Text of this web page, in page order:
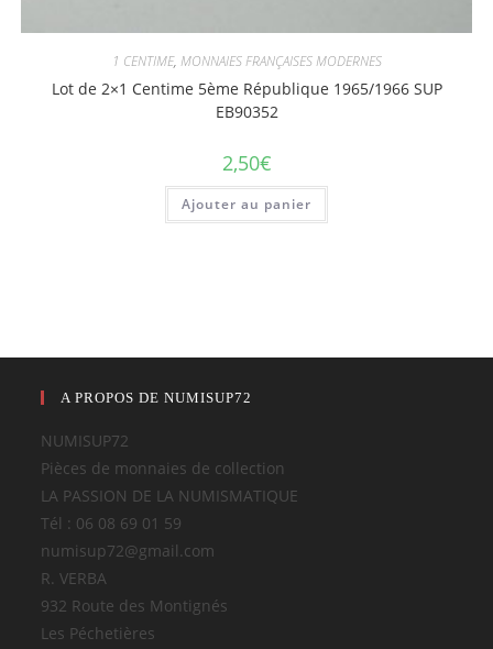
1 CENTIME, MONNAIES FRANÇAISES MODERNES
Lot de 2×1 Centime 5ème République 1965/1966 SUP
EB90352
2,50€
Ajouter au panier
A PROPOS DE NUMISUP72
NUMISUP72
Pièces de monnaies de collection
LA PASSION DE LA NUMISMATIQUE
Tél : 06 08 69 01 59
numisup72@gmail.com
R. VERBA
932 Route des Montignés
Les Péchetières